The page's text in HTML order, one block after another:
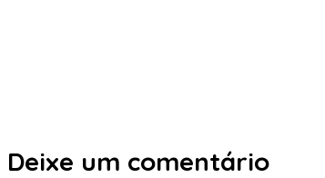
Deixe um comentário